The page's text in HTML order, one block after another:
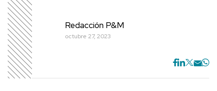
Redacción P&M
octubre 27, 2023